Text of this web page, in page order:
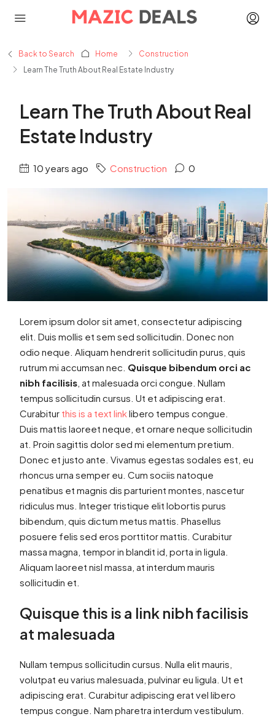
Back to Search Home
Construction
Learn The Truth About Real Estate Industry
Learn The Truth About Real
Estate Industry
10 years ago Construction 0
Lorem ipsum dolor sit amet, consectetur adipiscing
elit. Duis mollis et sem sed sollicitudin. Donec non
odio neque. Aliquam hendrerit sollicitudin purus, quis
rutrum mi accumsan nec. Quisque bibendum orci ac
nibh facilisis , at malesuada orci congue. Nullam
tempus sollicitudin cursus. Ut et adipiscing erat.
Curabitur this is a text link libero tempus congue.
Duis mattis laoreet neque, et ornare neque sollicitudin
at. Proin sagittis dolor sed mi elementum pretium.
Donec et justo ante. Vivamus egestas sodales est, eu
rhoncus urna semper eu. Cum sociis natoque
penatibus et magnis dis parturient montes, nascetur
ridiculus mus. Integer tristique elit lobortis purus
bibendum, quis dictum metus mattis. Phasellus
posuere felis sed eros porttitor mattis. Curabitur
massa magna, tempor in blandit id, porta in ligula.
Aliquam laoreet nisl massa, at interdum mauris
sollicitudin et.
Quisque this is a link nibh facilisis
at malesuada
Nullam tempus sollicitudin cursus. Nulla elit mauris,
volutpat eu varius malesuada, pulvinar eu ligula. Ut et
adipiscing erat. Curabitur adipiscing erat vel libero
tempus congue. Nam pharetra interdum vestibulum.